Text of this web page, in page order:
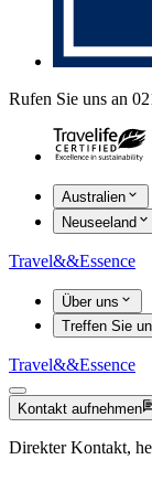
Rufen Sie uns an
Australien
Neuseeland
Travel&&Essence
Über uns
Treffen Sie
Travel&&Essence
Kontakt aufnehmen
Direkter Kontakt,